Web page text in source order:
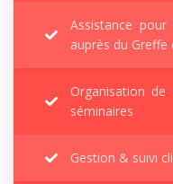
Assistance
auprès du
Organisation de
séminaires
Gestion & suivi